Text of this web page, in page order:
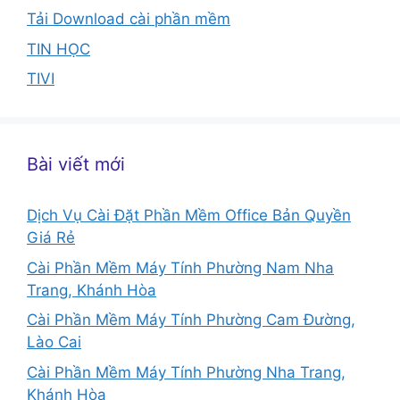
Tải Download cài phần mềm
TIN HỌC
TIVI
Bài viết mới
Dịch Vụ Cài Đặt Phần Mềm Office Bản Quyền
Giá Rẻ
Cài Phần Mềm Máy Tính Phường Nam Nha
Trang, Khánh Hòa
Cài Phần Mềm Máy Tính Phường Cam Đường,
Lào Cai
Cài Phần Mềm Máy Tính Phường Nha Trang,
Khánh Hòa